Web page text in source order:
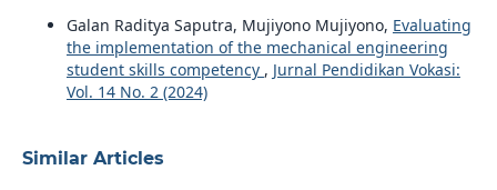
Galan Raditya Saputra, Mujiyono Mujiyono, Evaluating
the implementation of the mechanical engineering
student skills competency , Jurnal Pendidikan Vokasi:
Vol. 14 No. 2 (2024)
Similar Articles